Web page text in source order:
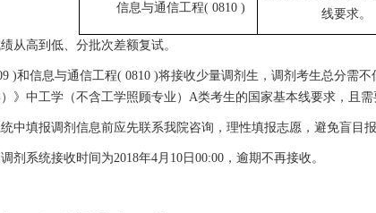
线要求。
信息与通信工程( 0810 )
从高到低、分批次差额复试。
)和信息与通信工程( 0810 )将接收少量调剂生，调剂考生总分需
》中工学（不含工学照顾专业）A类考生的国家基本线要求，且
中填报调剂信息前应先联系我院咨询，理性填报志愿，避免盲目报
剂系统接收时间为2018年4月10日00:00，逾期不再接收。